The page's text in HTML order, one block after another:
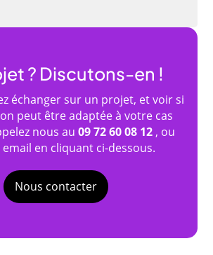
? Discutons-en !
échanger sur un projet, et voir si
peut être adaptée à votre cas
nous au 09 72 60 08 12 , ou
en cliquant ci-dessous.
Nous contacter